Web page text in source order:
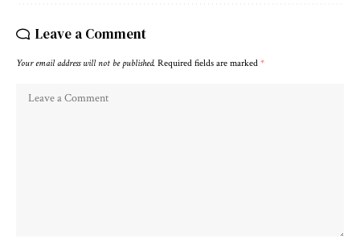
Leave a Comment
Your email address will not be published. Required fields are marked *